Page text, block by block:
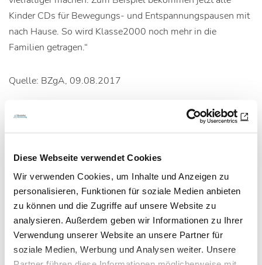
Diese Webseite verwendet Cookies
Wir verwenden Cookies, um Inhalte und Anzeigen zu
personalisieren, Funktionen für soziale Medien anbieten
zu können und die Zugriffe auf unsere Website zu
analysieren. Außerdem geben wir Informationen zu Ihrer
Verwendung unserer Website an unsere Partner für
soziale Medien, Werbung und Analysen weiter. Unsere
Newsletter­anmeldung
Kinder CDs für Bewegungs- und Entspannungspausen mit
nach Hause. So wird Klasse2000 noch mehr in die
Familien getragen.“
Quelle: BZgA, 09.08.2017
Zur Übersicht